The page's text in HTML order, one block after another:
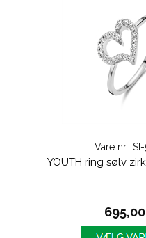
Vare nr.: SI-
YOUTH ring sølv